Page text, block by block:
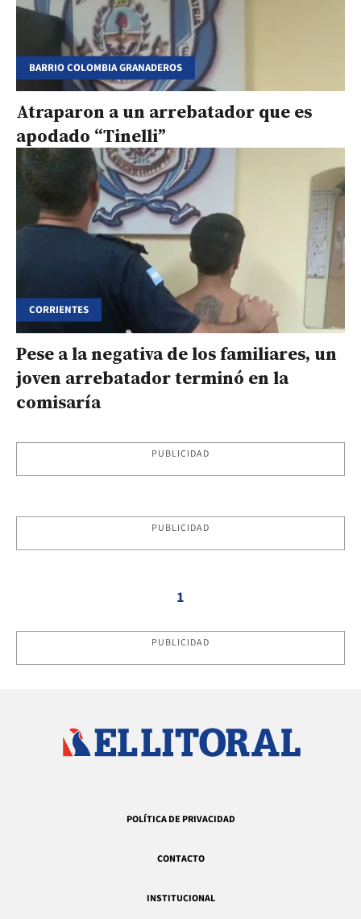
BARRIO COLOMBIA GRANADEROS
Atraparon a un arrebatador que es
apodado “Tinelli”
CORRIENTES
Pese a la negativa de los familiares, un
joven arrebatador terminó en la
comisaría
PUBLICIDAD
PUBLICIDAD
1
PUBLICIDAD
POLÍTICA DE PRIVACIDAD
CONTACTO
INSTITUCIONAL